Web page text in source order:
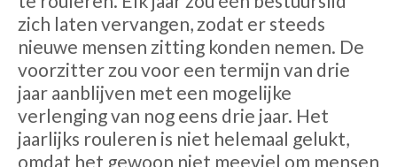
zich laten vervangen, zodat er steeds
nieuwe mensen zitting konden nemen. De
voorzitter zou voor een termijn van drie
jaar aanblijven met een mogelijke
verlenging van nog eens drie jaar. Het
jaarlijks rouleren is niet helemaal gelukt,
omdat het gewoon niet meeviel om mensen